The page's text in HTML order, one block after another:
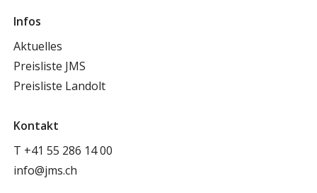
Infos
Aktuelles
Preisliste JMS
Preisliste Landolt
Kontakt
T +41 55 286 14 00
info@jms.ch